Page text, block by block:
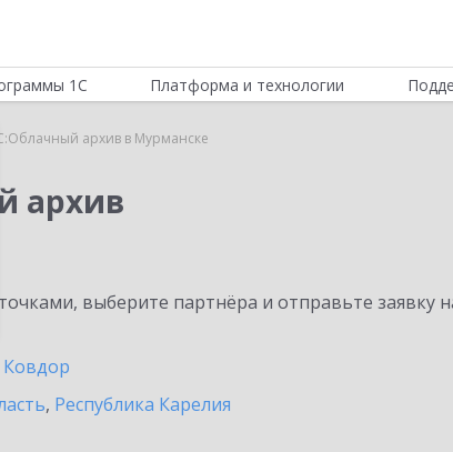
1С Платформа и технологии
архив в Мурманске
архив
выберите партнёра и отправьте заявку
Ковдор
, Республика Карелия